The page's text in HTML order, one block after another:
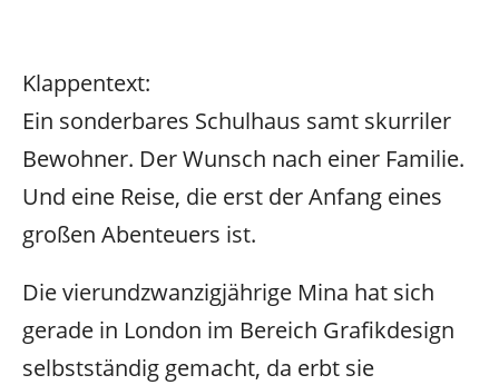
Klappentext:
Ein sonderbares Schulhaus samt skurriler
Bewohner. Der Wunsch nach einer Familie.
Und eine Reise, die erst der Anfang eines
großen Abenteuers ist.
Die vierundzwanzigjährige Mina hat sich
gerade in London im Bereich Grafikdesign
selbstständig gemacht, da erbt sie